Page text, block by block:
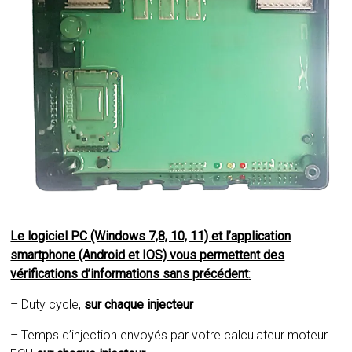
Le logiciel PC (Windows 7,8, 10, 11) et l’application
smartphone (Android et IOS) vous permettent des
vérifications d’informations sans précédent:
– Duty cycle, sur chaque injecteur
– Temps d’injection envoyés par votre calculateur moteur